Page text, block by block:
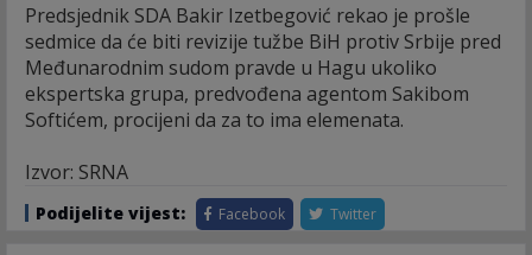
Predsjednik SDA Bakir Izetbegović rekao je prošle
sedmice da će biti revizije tužbe BiH protiv Srbije pred
Međunarodnim sudom pravde u Hagu ukoliko
ekspertska grupa, predvođena agentom Sakibom
Softićem, procijeni da za to ima elemenata.
Izvor: SRNA
Podijelite vijest: Facebook Twitter